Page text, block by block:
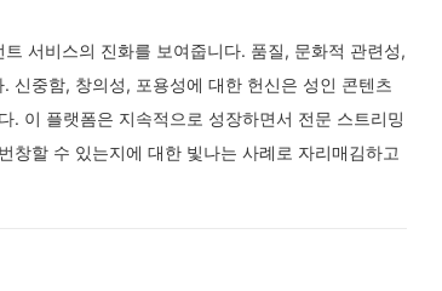
서비스의 진화를 보여줍니다. 품질, 문화적 관련성,
신중함, 창의성, 포용성에 대한 헌신은 성인 콘텐츠
. 이 플랫폼은 지속적으로 성장하면서 전문 스트리밍
창할 수 있는지에 대한 빛나는 사례로 자리매김하고